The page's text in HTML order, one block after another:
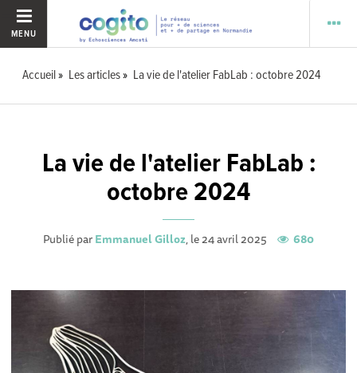
MENU
Accueil Les articles La vie de l'atelier FabLab : octobre 2024
La vie de l'atelier FabLab :
octobre 2024
Publié parEmmanuel Gilloz, le 24 avril 2025 680